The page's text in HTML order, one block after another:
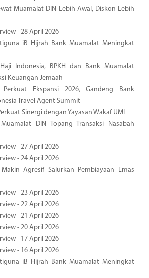
Muamalat DIN Lebih Awal, Diskon Lebih
- 28 April 2026
iB Hijrah Bank Muamalat Meningkat
Indonesia, BPKH dan Bank Muamalat
Keuangan Jemaah
Perkuat Ekspansi 2026, Gandeng Bank
Travel Agent Summit
Sinergi dengan Yayasan Wakaf UMI
DIN Topang Transaksi Nasabah
- 27 April 2026
- 24 April 2026
Agresif Salurkan Pembiayaan Emas
- 23 April 2026
- 22 April 2026
- 21 April 2026
- 20 April 2026
- 17 April 2026
- 16 April 2026
iB Hijrah Bank Muamalat Meningkat